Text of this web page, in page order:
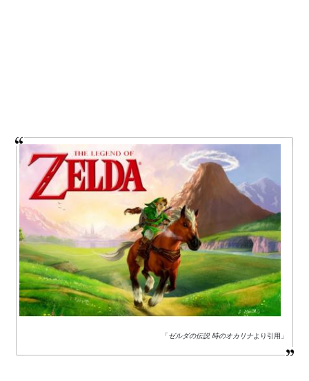
「ゼルダの伝説 時のオカリナより引用」